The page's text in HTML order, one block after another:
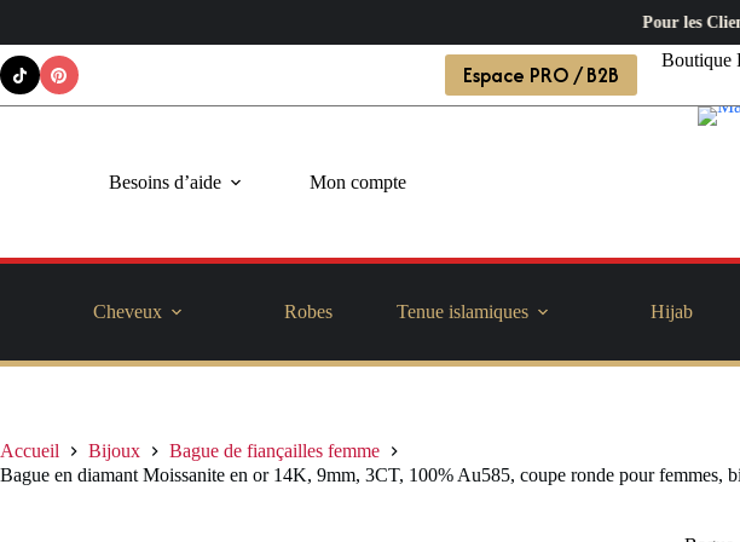
Pour les Client B2C
Passer
au
contenu
Espace PRO / B2B Boutique
Besoins d’aide Mon compte
Cheveux Robes Tenue islamiques Hijab
Accueil Bijoux
Bague de fiançailles femme
Bague en diamant Moissanite en or 14K, 9mm, 3CT, 100% Au585, coupe ronde pour femmes,